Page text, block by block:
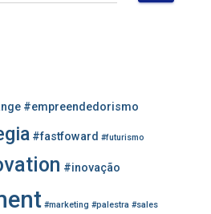
#empreendedorismo
#fastfoward #futurismo
#inovação
#marketing #palestra #sales